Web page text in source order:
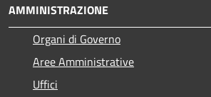
AMMINISTRAZIONE
Organi di Governo
Aree Amministrative
Uffici